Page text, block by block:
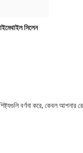
সিলেন
বর্ণনা করে, কেবল আপনার